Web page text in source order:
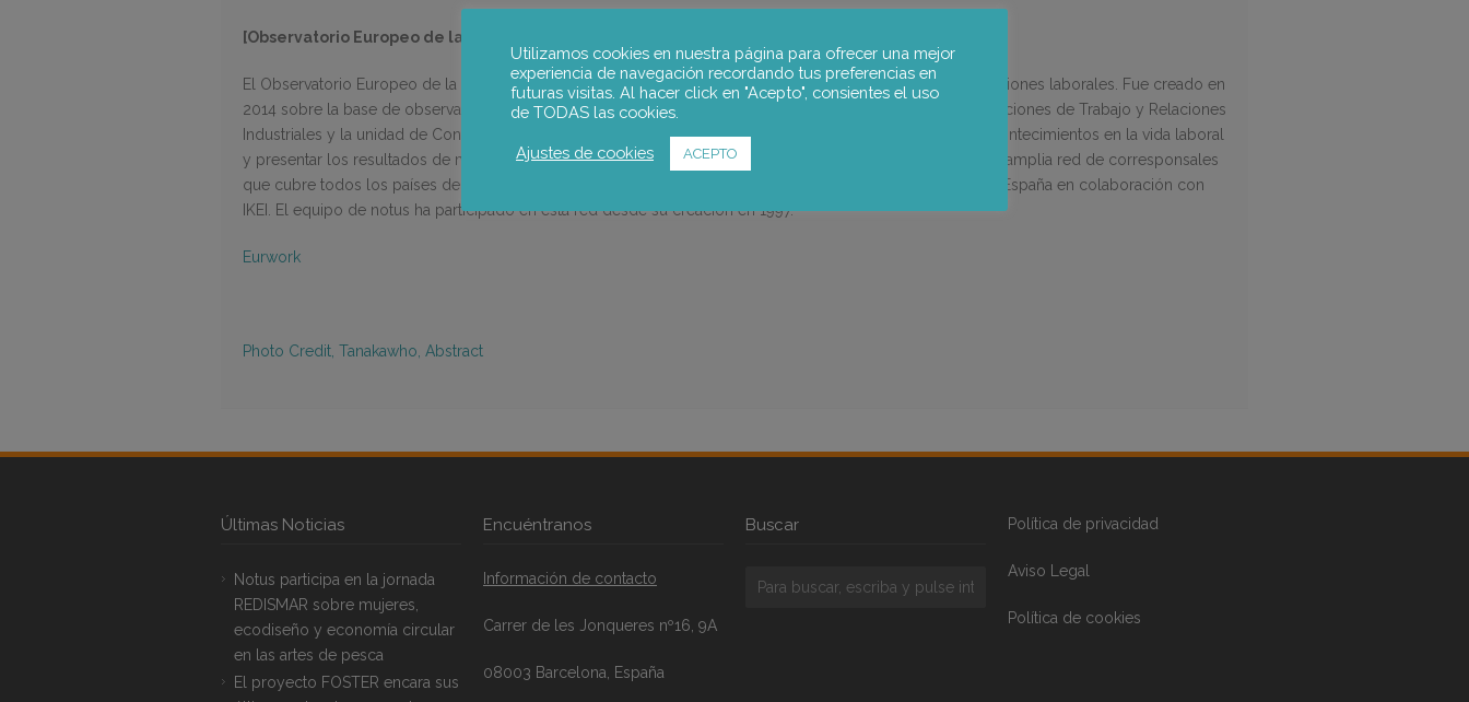
[Observatorio Europeo de la Vida Laboral]
El Observatorio Europeo de la Vida Laboral (EurWORK) informa sobre las condiciones de trabajo y las relaciones laborales. Fue creado en
2014 sobre la base de observatorios anteriores impulsados por Eurofound. Comprende la unidad de Condiciones de Trabajo y Relaciones
Industriales y la unidad de Condiciones y Calidad de Vida. Sus objetivos son supervisar las tendencias y acontecimientos en la vida laboral
y presentar los resultados de manera accesible para una amplia audiencia. El observatorio se apoya en una amplia red de corresponsales
que cubre todos los países de la UE, además de Noruega. notus realiza los servicios de corresponsalía de España en colaboración con
IKEI. El equipo de notus ha participado en esta red desde su creación en 1997.
Eurwork
Photo Credit, Tanakawho, Abstract
Últimas Noticias
Notus participa en la jornada
REDISMAR sobre mujeres,
ecodiseño y economía circular
en las artes de pesca
El proyecto FOSTER encara sus
Encuéntranos
Información de contacto
Carrer de les Jonqueres nº16, 9A
08003 Barcelona, España
Buscar Política de privacidad
Aviso Legal
Política de cookies
Utilizamos cookies en nuestra página para ofrecer una mejor
experiencia de navegación recordando tus preferencias en
futuras visitas. Al hacer click en "Acepto", consientes el uso
de TODAS las cookies.
Ajustes de cookies ACEPTO